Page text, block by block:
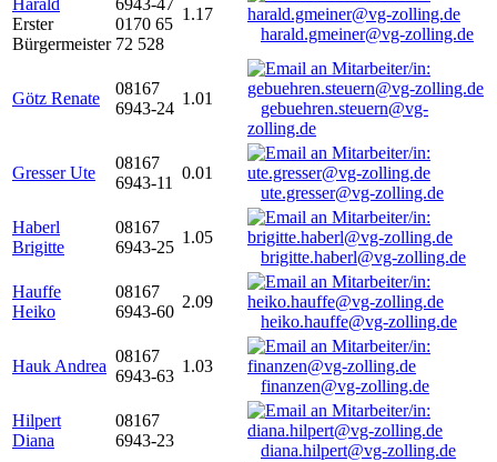
Harald
Erster
Bürgermeister
6943-47
0170 65
72 528
1.17
harald.gmeiner@vg-zolling.de
Götz Renate
08167
6943-24
1.01
gebuehren.steuern@vg-
zolling.de
Gresser Ute
08167
6943-11
0.01
ute.gresser@vg-zolling.de
Haberl
Brigitte
08167
6943-25
1.05
brigitte.haberl@vg-zolling.de
Hauffe
Heiko
08167
6943-60
2.09
heiko.hauffe@vg-zolling.de
Hauk Andrea
08167
6943-63
1.03
finanzen@vg-zolling.de
Hilpert
Diana
08167
6943-23
diana.hilpert@vg-zolling.de